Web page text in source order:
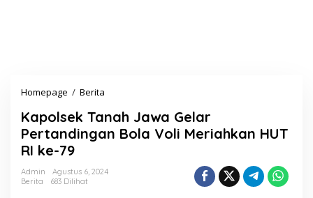
Homepage / Berita
p
o
l
e
Kapolsek Tanah Jawa Gelar
Pertandingan Bola Voli Meriahkan HUT
RI ke-79
Admin
Agustus 6, 2024
Berita
683 Dilihat